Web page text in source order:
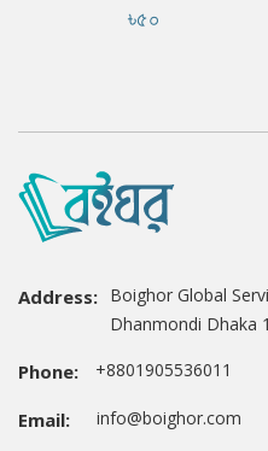
৳৫০
Address: Boighor Global
Dhanmondi Dhaka
Phone: +8801905536011
Email: info@boighor.com